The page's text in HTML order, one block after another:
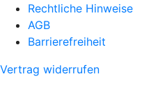
Rechtliche Hinweise
AGB
Barrierefreiheit
Vertrag widerrufen